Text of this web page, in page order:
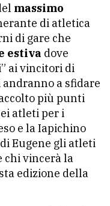
massimo
di atletica
di gare che
estiva dove
ai vincitori di
a sfidare
più punti
atleti per i
e la Iapichino
Eugene gli atleti
chi vincerà la
edizione della